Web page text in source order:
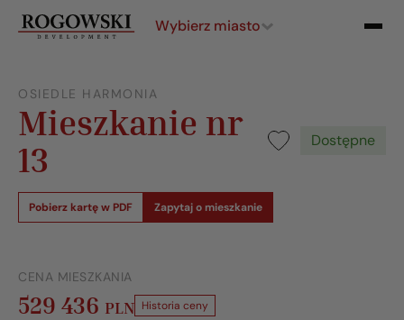
Wybierz miasto
OSIEDLE HARMONIA
Mieszkanie nr
13
Dostępne
Pobierz kartę w PDF Zapytaj o mieszkanie
CENA MIESZKANIA
529 436 PLN Historia ceny